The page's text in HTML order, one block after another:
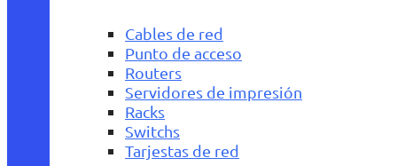
Cables de red
Punto de acceso
Routers
Servidores de impresión
Racks
Switchs
Tarjestas de red